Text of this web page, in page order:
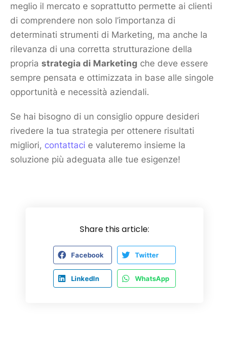
meglio il mercato e soprattutto permette ai clienti
di comprendere non solo l’importanza di
determinati strumenti di Marketing, ma anche la
rilevanza di una corretta strutturazione della
propria strategia di Marketing che deve essere
sempre pensata e ottimizzata in base alle singole
opportunità e necessità aziendali.
Se hai bisogno di un consiglio oppure desideri
rivedere la tua strategia per ottenere risultati
migliori, contattaci e valuteremo insieme la
soluzione più adeguata alle tue esigenze!
Share this article:
Facebook Twitter
LinkedIn WhatsApp